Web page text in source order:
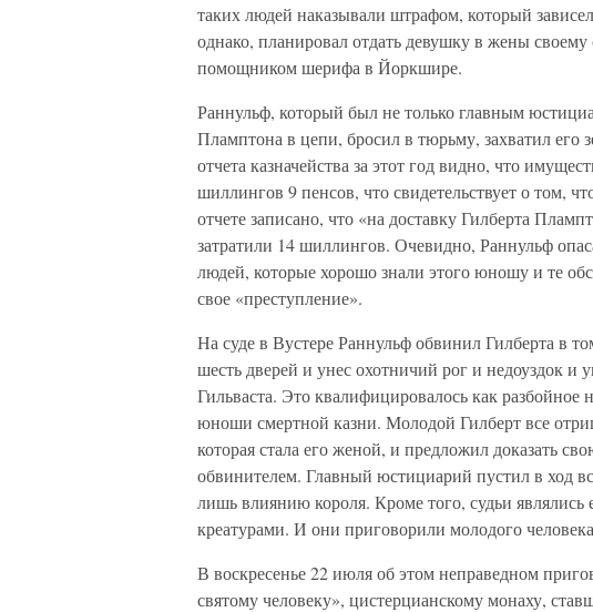
таких людей наказывали штрафом, который
однако, планировал отдать девушку в жены
помощником шерифа в Йоркшире.
Раннульф, который был не только главным
Пламптона в цепи, бросил в тюрьму, захватил
отчета казначейства за этот год видно, что
шиллингов 9 пенсов, что свидетельствует о том,
отчете записано, что «на доставку Гилберта
затратили 14 шиллингов. Очевидно, Раннульф
людей, которые хорошо знали этого юношу и те
свое «преступление».
На суде в Вустере Раннульф обвинил Гилберта в
шесть дверей и унес охотничий рог и недоуздок и
Гильваста. Это квалифицировалось как разбойное
юноши смертной казни. Молодой Гилберт все
которая стала его женой, и предложил доказать
обвинителем. Главный юстициарий пустил в ход
лишь влиянию короля. Кроме того, судьи являлись
креатурами. И они приговорили молодого
В воскресенье 22 июля об этом неправедном
святому человеку», цистерцианскому монаху,